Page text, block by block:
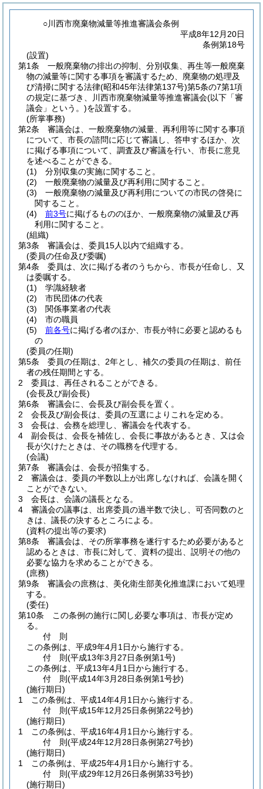
○川西市廃棄物減量等推進審議会条例
平成8年12月20日
条例第18号
(設置)
第1条
一般廃棄物の排出の抑制、分別収集、再生等一般廃棄
物の減量等に関する事項を審議するため、廃棄物の処理及
び清掃に関する法律(昭和45年法律第137号)第5条の7第1項
の規定に基づき、川西市廃棄物減量等推進審議会(以下「審
議会」という。)を設置する。
(所掌事務)
第2条
審議会は、一般廃棄物の減量、再利用等に関する事項
について、市長の諮問に応じて審議し、答申するほか、次
に掲げる事項について、調査及び審議を行い、市長に意見
を述べることができる。
(1)
分別収集の実施に関すること。
(2)
一般廃棄物の減量及び再利用に関すること。
(3)
一般廃棄物の減量及び再利用についての市民の啓発に
関すること。
(4)
前3号に掲げるもののほか、一般廃棄物の減量及び再
利用に関すること。
(組織)
第3条
審議会は、委員15人以内で組織する。
(委員の任命及び委嘱)
第4条
委員は、次に掲げる者のうちから、市長が任命し、又
は委嘱する。
(1)
学識経験者
(2)
市民団体の代表
(3)
関係事業者の代表
(4)
市の職員
(5)
前各号に掲げる者のほか、市長が特に必要と認めるも
の
(委員の任期)
第5条
委員の任期は、2年とし、補欠の委員の任期は、前任
者の残任期間とする。
2
委員は、再任されることができる。
(会長及び副会長)
第6条
審議会に、会長及び副会長を置く。
2
会長及び副会長は、委員の互選によりこれを定める。
3
会長は、会務を総理し、審議会を代表する。
4
副会長は、会長を補佐し、会長に事故があるとき、又は会
長が欠けたときは、その職務を代理する。
(会議)
第7条
審議会は、会長が招集する。
2
審議会は、委員の半数以上が出席しなければ、会議を開く
ことができない。
3
会長は、会議の議長となる。
4
審議会の議事は、出席委員の過半数で決し、可否同数のと
きは、議長の決するところによる。
(資料の提出等の要求)
第8条
審議会は、その所掌事務を遂行するため必要があると
認めるときは、市長に対して、資料の提出、説明その他の
必要な協力を求めることができる。
(庶務)
第9条
審議会の庶務は、美化衛生部美化推進課において処理
する。
(委任)
第10条
この条例の施行に関し必要な事項は、市長が定め
る。
付 則
この条例は、平成9年4月1日から施行する。
付 則(平成13年3月27日条例第1号)
この条例は、平成13年4月1日から施行する。
付 則(平成14年3月28日条例第1号抄)
(施行期日)
1
この条例は、平成14年4月1日から施行する。
付 則(平成15年12月25日条例第22号抄)
(施行期日)
1
この条例は、平成16年4月1日から施行する。
付 則(平成24年12月28日条例第27号抄)
(施行期日)
1
この条例は、平成25年4月1日から施行する。
付 則(平成29年12月26日条例第33号抄)
(施行期日)